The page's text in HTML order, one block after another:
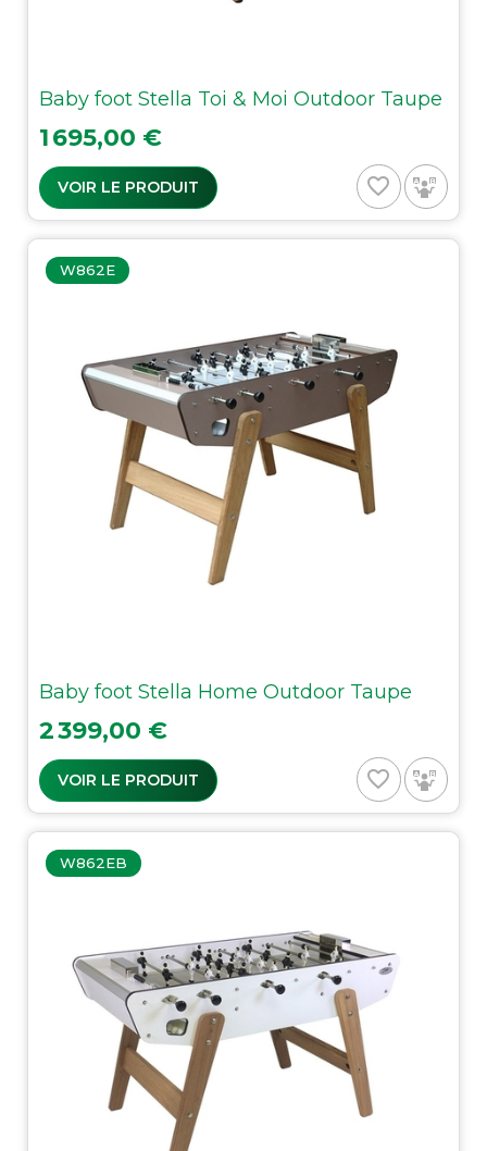
Baby foot Stella Toi & Moi Outdoor Taupe
Prix
1 695,00 €
VOIR LE PRODUIT favorite_border
W862E
Baby foot Stella Home Outdoor Taupe
Prix
2 399,00 €
VOIR LE PRODUIT favorite_border
W862EB